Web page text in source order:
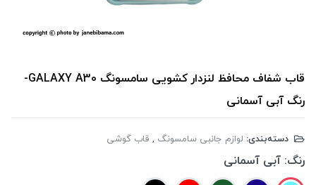
قاب شفاف محافظ لنزدار کشویی سامسونگ GALAXY A30-
رنگ آبی آسمانی
دسته‌بندی: لوازم جانبی سامسونگ , قاب گوشی
رنگ: آبی آسمانی